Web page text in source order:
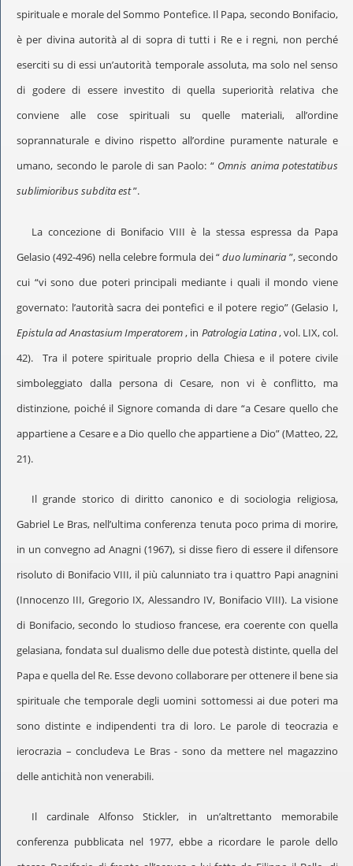
spirituale e morale del Sommo Pontefice. Il Papa, secondo Bonifacio,
è per divina autorità al di sopra di tutti i Re e i regni, non perché
eserciti su di essi un’autorità temporale assoluta, ma solo nel senso
di godere di essere investito di quella superiorità relativa che
conviene alle cose spirituali su quelle materiali, all’ordine
soprannaturale e divino rispetto all’ordine puramente naturale e
umano, secondo le parole di san Paolo: “ Omnis anima potestatibus
sublimioribus subdita est”.
La concezione di Bonifacio VIII è la stessa espressa da Papa
Gelasio (492-496) nella celebre formula dei “duo luminaria ”, secondo
cui “vi sono due poteri principali mediante i quali il mondo viene
governato: l’autorità sacra dei pontefici e il potere regio” (Gelasio I,
Epistula ad Anastasium Imperatorem , in Patrologia Latina , vol. LIX, col.
42). Tra il potere spirituale proprio della Chiesa e il potere civile
simboleggiato dalla persona di Cesare, non vi è conflitto, ma
distinzione, poiché il Signore comanda di dare “a Cesare quello che
appartiene a Cesare e a Dio quello che appartiene a Dio” (Matteo, 22,
21).
Il grande storico di diritto canonico e di sociologia religiosa,
Gabriel Le Bras, nell’ultima conferenza tenuta poco prima di morire,
in un convegno ad Anagni (1967), si disse fiero di essere il difensore
risoluto di Bonifacio VIII, il più calunniato tra i quattro Papi anagnini
(Innocenzo III, Gregorio IX, Alessandro IV, Bonifacio VIII). La visione
di Bonifacio, secondo lo studioso francese, era coerente con quella
gelasiana, fondata sul dualismo delle due potestà distinte, quella del
Papa e quella del Re. Esse devono collaborare per ottenere il bene sia
spirituale che temporale degli uomini sottomessi ai due poteri ma
sono distinte e indipendenti tra di loro. Le parole di teocrazia e
ierocrazia – concludeva Le Bras - sono da mettere nel magazzino
delle antichità non venerabili.
Il cardinale Alfonso Stickler, in un’altrettanto memorabile
conferenza pubblicata nel 1977, ebbe a ricordare le parole dello